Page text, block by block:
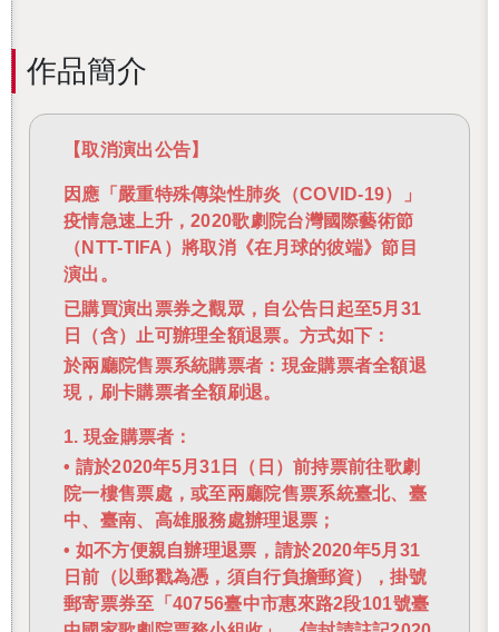
作品簡介
【取消演出公告】
因應「嚴重特殊傳染性肺炎（COVID-19）」
疫情急速上升，2020歌劇院台灣國際藝術節
（NTT-TIFA）將取消《在月球的彼端》節目
演出。
已購買演出票券之觀眾，自公告日起至5月31
日（含）止可辦理全額退票。方式如下：
於兩廳院售票系統購票者：現金購票者全額退
現，刷卡購票者全額刷退。
1. 現金購票者：
• 請於2020年5月31日（日）前持票前往歌劇
院一樓售票處，或至兩廳院售票系統臺北、臺
中、臺南、高雄服務處辦理退票；
• 如不方便親自辦理退票，請於2020年5月31
日前（以郵戳為憑，須自行負擔郵資），掛號
郵寄票券至「40756臺中市惠來路2段101號臺